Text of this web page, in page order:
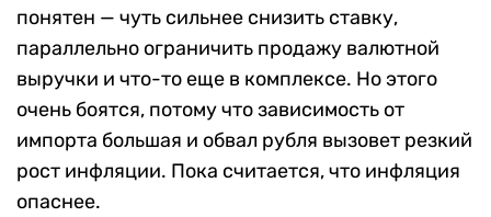
понятен — чуть сильнее снизить ставку,
параллельно ограничить продажу валютной
выручки и что-то еще в комплексе. Но этого
очень боятся, потому что зависимость от
импорта большая и обвал рубля вызовет резкий
рост инфляции. Пока считается, что инфляция
опаснее.